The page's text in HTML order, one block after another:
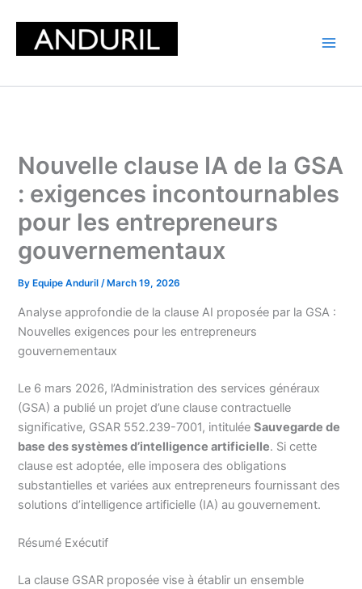
content
Nouvelle clause IA de la GSA
: exigences incontournables
pour les entrepreneurs
gouvernementaux
By Equipe Anduril/ March 19, 2026
Analyse approfondie de la clause AI proposée par la GSA :
Nouvelles exigences pour les entrepreneurs
gouvernementaux
Le 6 mars 2026, l’Administration des services généraux
(GSA) a publié un projet d’une clause contractuelle
significative, GSAR 552.239-7001, intituléeSauvegarde de
base des systèmes d’intelligence artificielle. Si cette
clause est adoptée, elle imposera des obligations
substantielles et variées aux entrepreneurs fournissant des
solutions d’intelligence artificielle (IA) au gouvernement.
Résumé Exécutif
La clause GSAR proposée vise à établir un ensemble